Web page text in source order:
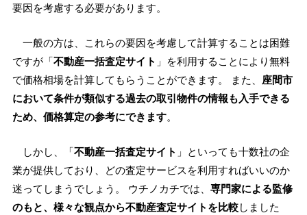
要因を考慮する必要があります。
一般の方は、これらの要因を考慮して計算することは困難
ですが「不動産一括査定サイト 」を利用することにより無料
で価格相場を計算してもらうことができます。 また、 座間市
において条件が類似する過去の取引物件の情報も入手できる
ため、価格算定の参考にできます。
しかし、「不動産一括査定サイト 」といっても十数社の企
業が提供しており、どの査定サービスを利用すればいいのか
迷ってしまうでしょう。 ウチノカチでは、 専門家による監修
のもと、様々な観点から不動産査定サイトを比較しました